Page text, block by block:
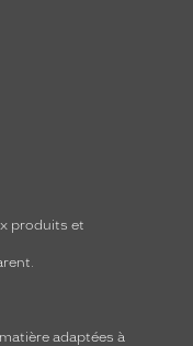
produits et
adaptées à